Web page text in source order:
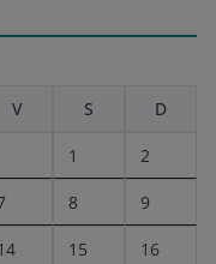
V S D
1 2
8 9
15 16